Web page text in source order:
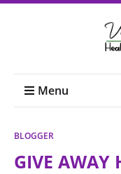
Menu
BLOGGER
GIVE AWAY